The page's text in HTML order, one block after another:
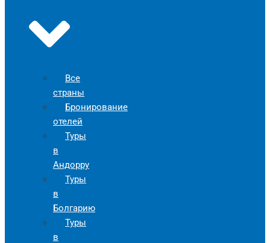
Все
страны
Бронирование
отелей
Туры
в
Андорру
Туры
в
Болгарию
Туры
в